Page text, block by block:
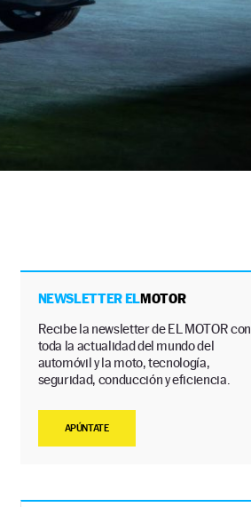
NEWSLETTER ELMOTOR
Recibe la newsletter de EL MOTOR con
toda la actualidad del mundo del
automóvil y la moto, tecnología,
seguridad, conducción y eficiencia.
APÚNTATE